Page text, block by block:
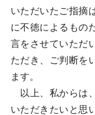
いただいたご指摘
に不徳によるもの
言をさせていただ
ただき、ご判断を
ます。
以上、私からは
いただきたいと思